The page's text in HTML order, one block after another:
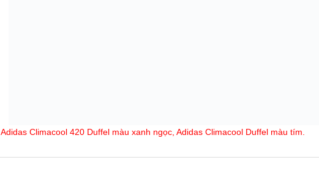
Adidas Climacool 420 Duffel màu xanh ngọc, Adidas Climacool Duffel màu tím.